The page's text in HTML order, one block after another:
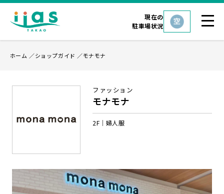
現在の
駐車場状況
ホーム ショップガイド モナモナ
ファッション
モナモナ
2F 婦人服